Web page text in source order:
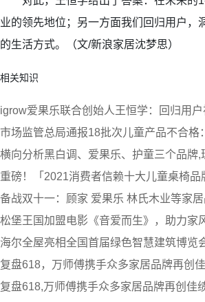
业的领先地位；另一方面我们回归用户
的生活方式。（文/新浪家居沈梦思）
相关知识
igrow爱果乐联合创始人王恒学：回归用
市场监管总局通报18批次儿童产品不合格
横向分析黑白调、爱果乐、护童三个品牌,
重磅！「2021消费者信赖十大儿童桌椅品
备战双十一：顾家 爱果乐 林氏木业等家
松堡王国加盟电影《音爱而生》，助力家
海尔全屋亮相全国首届绿色智慧建筑博览
复盘618，万师傅携手众多家居品牌再创佳
复盘618,万师傅携手众多家居品牌再创佳